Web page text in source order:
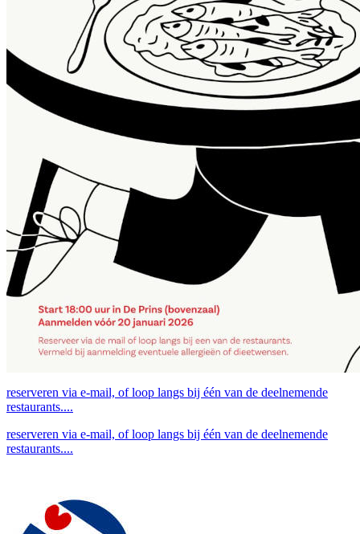
reserveren via e-mail, of loop langs bij één van de deelnemende
restaurants....
reserveren via e-mail, of loop langs bij één van de deelnemende
restaurants....